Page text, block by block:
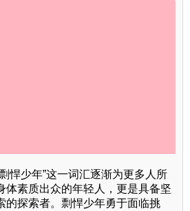
悍少年”这一词汇逐渐为更多人所
体素质出众的年轻人，更是具备坚
的探索者。剽悍少年勇于面临挑